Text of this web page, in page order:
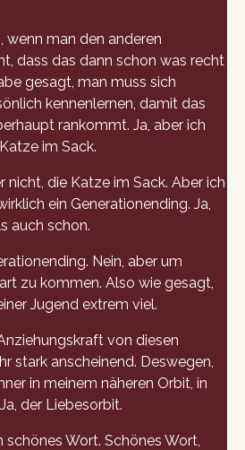
wenn man den anderen
dass das dann schon was recht
gesagt, man muss sich
kennenlernen, damit das
rankommt. Ja, aber ich
im Sack.
nicht, die Katze im Sack. Aber ich
ein Generationending. Ja,
auch schon.
Nein, aber um
zu kommen. Also wie gesagt,
Jugend extrem viel.
von diesen
stark anscheinend. Deswegen,
in meinem näheren Orbit, in
der Liebesorbit.
schönes Wort. Schönes Wort,